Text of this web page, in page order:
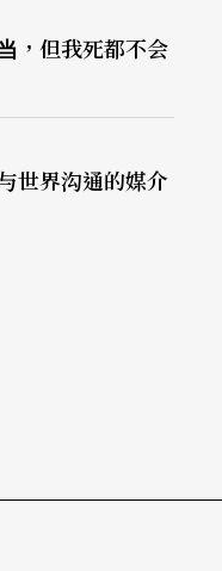
2011年发布的，
的新音乐发展当
我未来对昆曲音
烈的愿望。水磨
唤未出来，但已
适的时间发行，
，但我死都不会
世界沟通的媒介